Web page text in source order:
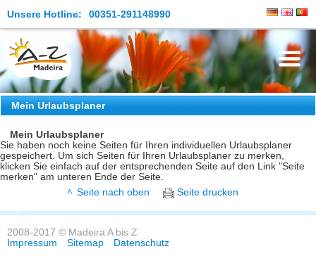
Unsere Hotline: 00351-291148990
Die Insel
Madeira Erleben
Aktuelles
Reiseangebote
Kontakt
Mein Urlaubsplaner
Mein Urlaubsplaner
Sie haben noch keine Seiten für Ihren individuellen Urlaubsplaner
gespeichert. Um sich Seiten für Ihren Urlaubsplaner zu merken,
klicken Sie einfach auf der entsprechenden Seite auf den Link "Seite
merken" am unteren Ende der Seite.
Seite nach oben
Seite drucken
2008-2017 © Madeira A bis Z
Impressum
Sitemap Datenschutz